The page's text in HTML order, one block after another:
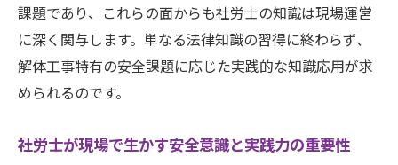
課題であり、これらの面からも社労士の知識は現場運営
に深く関与します。単なる法律知識の習得に終わらず、
解体工事特有の安全課題に応じた実践的な知識応用が求
められるのです。
社労士が現場で生かす安全意識と実践力の重要性